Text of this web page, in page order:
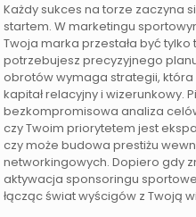
Każdy sukces na torze zaczyna
startem. W marketingu
Twoja marka przestała być tylko
potrzebujesz precyzyjnego
obrotów wymaga strategii,
kapitał relacyjny i wizerunkowy.
bezkompromisowa analiza
czy Twoim priorytetem jest
czy może budowa prestiżu
networkingowych. Dopiero gdy
aktywacja sponsoringu
łącząc świat wyścigów z Twoją